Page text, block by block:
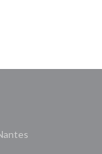
((ouvre une